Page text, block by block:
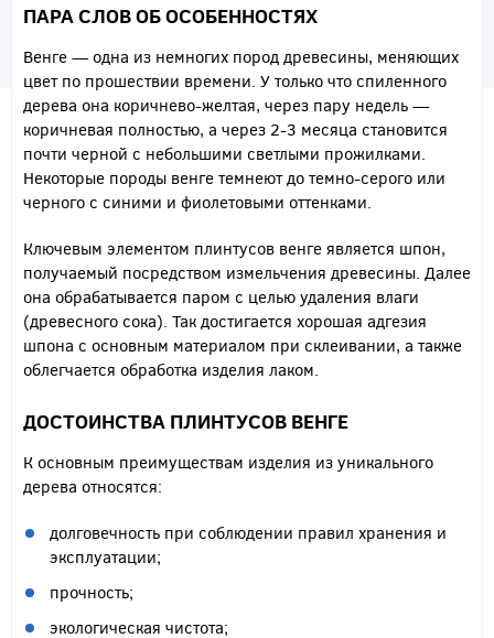
ПАРА СЛОВ ОБ ОСОБЕННОСТЯХ
Венге — одна из немногих пород древесины, меняющих
цвет по прошествии времени. У только что спиленного
дерева она коричнево-желтая, через пару недель —
коричневая полностью, а через 2-3 месяца становится
почти черной с небольшими светлыми прожилками.
Некоторые породы венге темнеют до темно-серого или
черного с синими и фиолетовыми оттенками.
Ключевым элементом плинтусов венге является шпон,
получаемый посредством измельчения древесины. Далее
она обрабатывается паром с целью удаления влаги
(древесного сока). Так достигается хорошая адгезия
шпона с основным материалом при склеивании, а также
облегчается обработка изделия лаком.
ДОСТОИНСТВА ПЛИНТУСОВ ВЕНГЕ
К основным преимуществам изделия из уникального
дерева относятся:
долговечность при соблюдении правил хранения и
эксплуатации;
прочность;
экологическая чистота;